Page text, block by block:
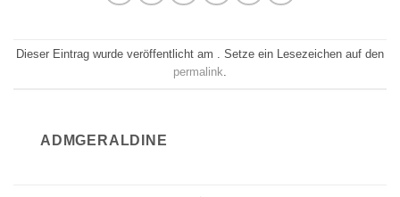
Dieser Eintrag wurde veröffentlicht am . Setze ein Lesezeichen auf den
permalink
ADMGERALDINE